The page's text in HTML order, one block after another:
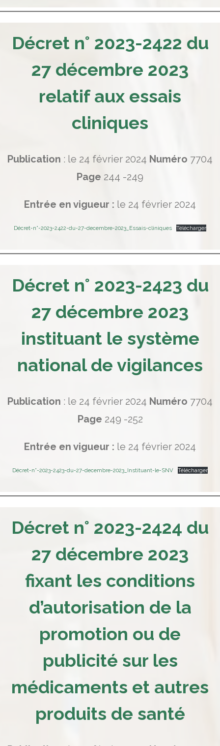
Décret n° 2023-2422 du
27 décembre 2023
relatif aux essais
cliniques
Publication : le 24 février 2024 Numéro 7704
Page 244 -249
Entrée en vigueur : le 24 février 2024
Décret-n°-2023-2422-du-27-decembre-2023_Essais-cliniques Télécharger
Décret n° 2023-2423 du
27 décembre 2023
instituant le système
national de vigilances
Publication : le 24 février 2024 Numéro 7704
Page 249 -252
Entrée en vigueur : le 24 février 2024
Décret-n°-2023-2423-du-27-decembre-2023_Instituant-le-SNV Télécharger
Décret n° 2023-2424 du
27 décembre 2023
fixant les conditions
d’autorisation de la
promotion ou de
publicité sur les
médicaments et autres
produits de santé